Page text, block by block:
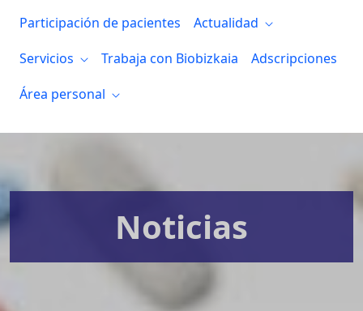
Participación de pacientes
Actualidad
Servicios
Trabaja con Biobizkaia
Adscripciones
Área personal
Noticias